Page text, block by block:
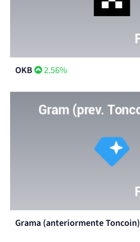
OKB 2.56%
Grama (anteriormente Toncoin)